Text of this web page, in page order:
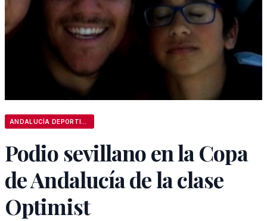
Podio sevillano en la Copa
de Andalucía de la clase
Optimist